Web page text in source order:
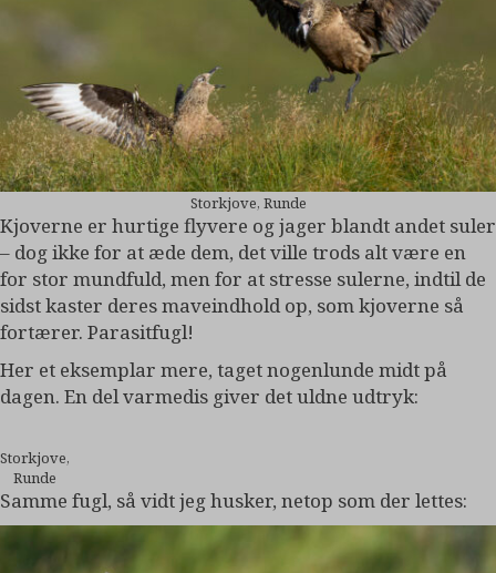
Storkjove, Runde
Kjoverne er hurtige flyvere og jager blandt andet suler
– dog ikke for at æde dem, det ville trods alt være en
for stor mundfuld, men for at stresse sulerne, indtil de
sidst kaster deres maveindhold op, som kjoverne så
fortærer. Parasitfugl!
Her et eksemplar mere, taget nogenlunde midt på
dagen. En del varmedis giver det uldne udtryk:
Storkjove,
Runde
Samme fugl, så vidt jeg husker, netop som der lettes: